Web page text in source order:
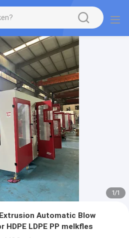
1/1
Automatic Blow
HDPE LDPE PP melkfles